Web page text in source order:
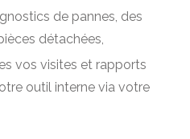
de pannes, des
détachées,
vos visites et rapports
outil interne via votre